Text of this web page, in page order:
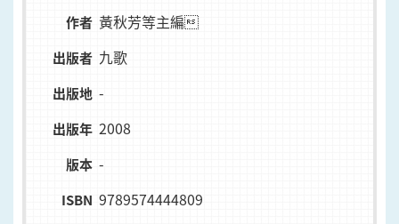
作者 黃秋芳等主編
出版者 九歌
出版地 -
出版年 2008
版本 -
ISBN 9789574444809